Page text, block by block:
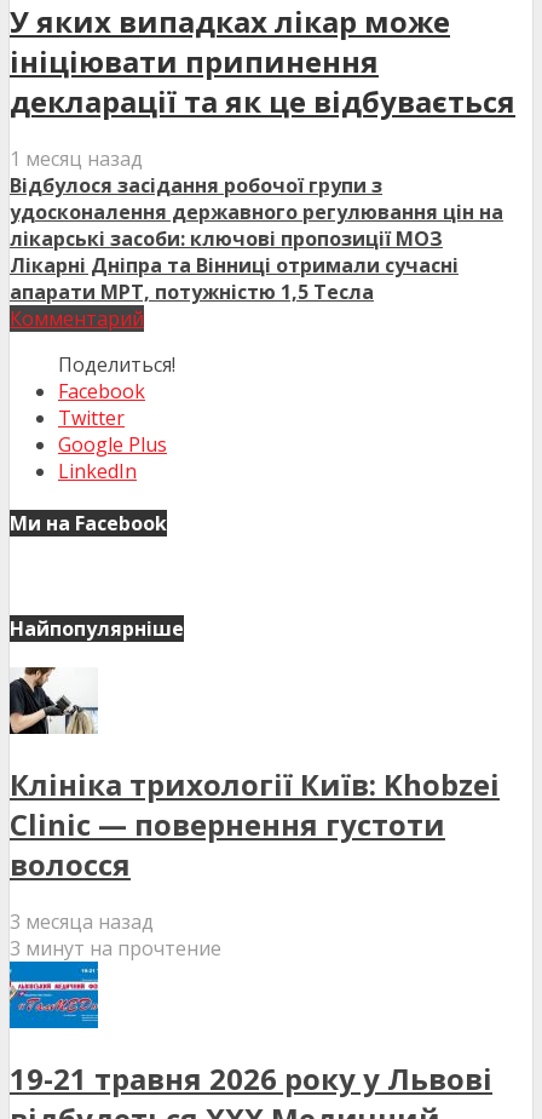
У яких випадках лікар може
ініціювати припинення
декларації та як це відбувається
1 месяц назад
Відбулося засідання робочої групи з
удосконалення державного регулювання цін на
лікарські засоби: ключові пропозиції МОЗ
Лікарні Дніпра та Вінниці отримали сучасні
апарати МРТ, потужністю 1,5 Тесла
Комментарий
Поделиться!
Facebook
Twitter
Google Plus
LinkedIn
Ми на Facebook
Найпопулярніше
Клініка трихології Київ: Khobzei
Clinic — повернення густоти
волосся
3 месяца назад
3 минут на прочтение
19-21 травня 2026 року у Львові